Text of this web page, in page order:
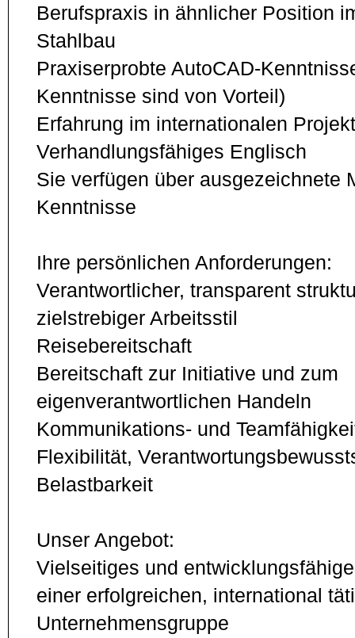
Berufspraxis in ähnlicher Position
Stahlbau
Praxiserprobte AutoCAD-
Kenntnisse sind von Vorteil)
Erfahrung im internationalen
Verhandlungsfähiges Englisch
Sie verfügen über ausgezeichnete
Kenntnisse
Ihre persönlichen Anforderungen:
Verantwortlicher, transparent
zielstrebiger Arbeitsstil
Reisebereitschaft
Bereitschaft zur Initiative und zum
eigenverantwortlichen Handeln
Kommunikations- und
Flexibilität,
Belastbarkeit
Unser Angebot:
Vielseitiges und
einer erfolgreichen, international
Unternehmensgruppe